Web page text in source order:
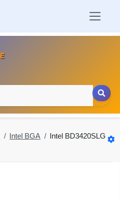
Intel BGA Intel BD3420SLG